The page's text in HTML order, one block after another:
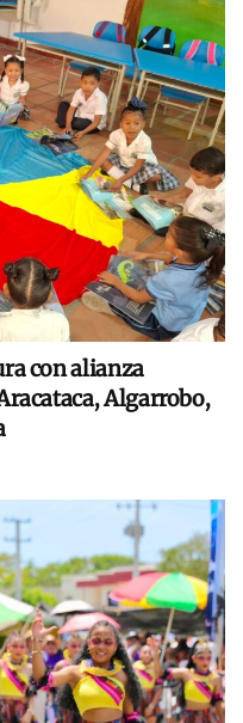
con alianza
Algarrobo,